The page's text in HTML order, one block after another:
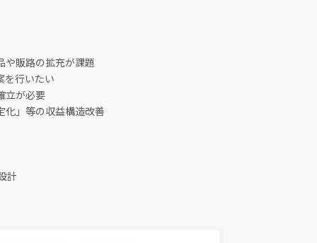
や販路の拡充が課題
を行いたい
立が必要
化」等の収益構造改善
計